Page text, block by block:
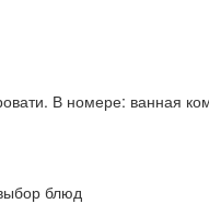
В номере: ванная
блюд